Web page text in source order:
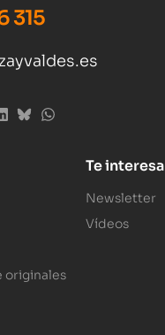
315
originales
Te interesa
Newsletter
Vídeos